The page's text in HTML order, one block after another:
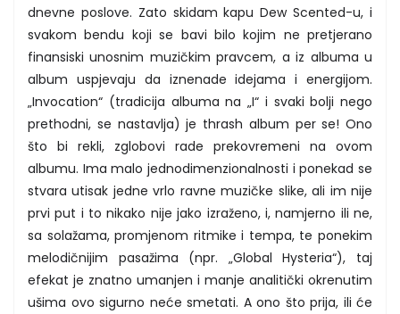
dnevne poslove. Zato skidam kapu Dew Scented-u, i
svakom bendu koji se bavi bilo kojim ne pretjerano
finansiski unosnim muzičkim pravcem, a iz albuma u
album uspjevaju da iznenade idejama i energijom.
„Invocation“ (tradicija albuma na „I“ i svaki bolji nego
prethodni, se nastavlja) je thrash album per se! Ono
što bi rekli, zglobovi rade prekovremeni na ovom
albumu. Ima malo jednodimenzionalnosti i ponekad se
stvara utisak jedne vrlo ravne muzičke slike, ali im nije
prvi put i to nikako nije jako izraženo, i, namjerno ili ne,
sa solažama, promjenom ritmike i tempa, te ponekim
melodičnijim pasažima (npr. „Global Hysteria“), taj
efekat je znatno umanjen i manje analitički okrenutim
ušima ovo sigurno neće smetati. A ono što prija, ili će